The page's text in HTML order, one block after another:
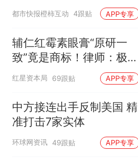
一定要有文化，这句话的
含金量还在持续上升
都市快报橙柿互动 4跟贴 APP专享
辅仁红霉素眼膏“原研一
致”竟是商标！律师：极易
误导消费者，不妥
红星资本局 69跟贴 APP专享
中方接连出手反制美国 精
准打击7家实体
环球网资讯 49跟贴 APP专享